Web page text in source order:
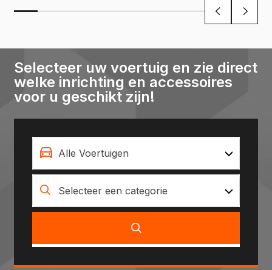
Selecteer uw voertuig en zie direct
welke inrichting en accessoires
voor u geschikt zijn!
Alle Voertuigen
Selecteer een categorie